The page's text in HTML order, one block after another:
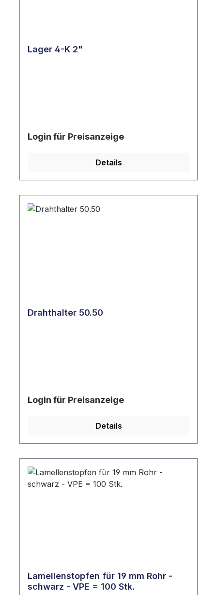
Lager 4-K 2"
Login für Preisanzeige
Details
Drahthalter 50.50
Login für Preisanzeige
Details
Lamellenstopfen für 19 mm Rohr -
schwarz - VPE = 100 Stk.